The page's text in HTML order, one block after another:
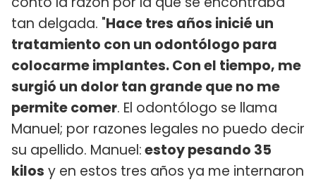
tan delgada. "Hace tres años inicié un
tratamiento con un odontólogo para
colocarme implantes. Con el tiempo, me
surgió un dolor tan grande que no me
permite comer. El odontólogo se llama
Manuel; por razones legales no puedo decir
su apellido. Manuel:estoy pesando 35
kilos y en estos tres años ya me internaron